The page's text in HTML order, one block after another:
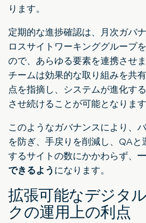
ります。
定期的な進捗確認は、月次ガバ
ロスサイトワーキンググループ
ので、あらゆる要素を連携させ
チームは効果的な取り組みを共
点を指摘し、システムが進化す
させ続けることが可能となります
このようなガバナンスにより、
を防ぎ、手戻りを削減し、QAと
するサイトの数にかかわらず、
できるよう になります。
拡張可能なデジタ
クの運用上の利点